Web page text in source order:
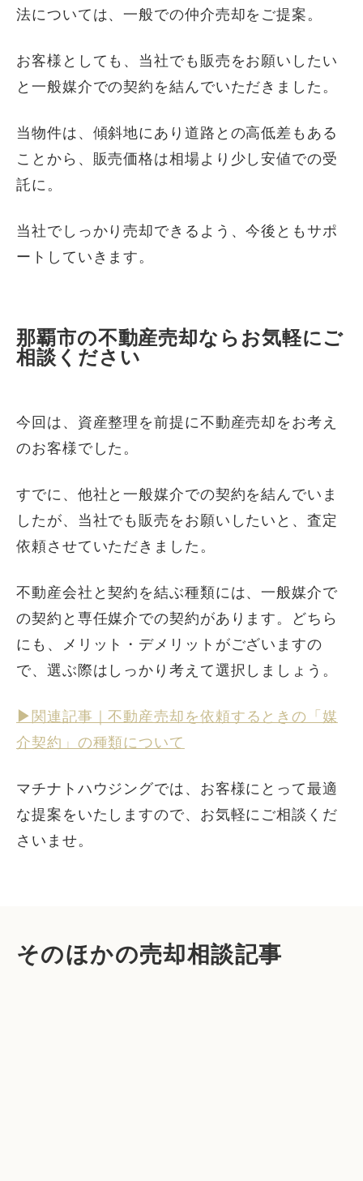
法については、一般での仲介売却をご提案。
お客様としても、当社でも販売をお願いしたい
と一般媒介での契約を結んでいただきました。
当物件は、傾斜地にあり道路との高低差もある
ことから、販売価格は相場より少し安値での受
託に。
当社でしっかり売却できるよう、今後ともサポ
ートしていきます。
那覇市の不動産売却ならお気軽にご
相談ください
今回は、資産整理を前提に不動産売却をお考え
のお客様でした。
すでに、他社と一般媒介での契約を結んでいま
したが、当社でも販売をお願いしたいと、査定
依頼させていただきました。
不動産会社と契約を結ぶ種類には、一般媒介で
の契約と専任媒介での契約があります。どちら
にも、メリット・デメリットがございますの
で、選ぶ際はしっかり考えて選択しましょう。
▶︎ 関連記事｜不動産売却を依頼するときの「媒
介契約」の種類について
マチナトハウジングでは、お客様にとって最適
な提案をいたしますので、お気軽にご相談くだ
さいませ。
そのほかの売却相談記事